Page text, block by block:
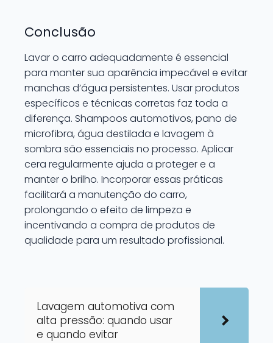
Conclusão
Lavar o carro adequadamente é essencial
para manter sua aparência impecável e evitar
manchas d’água persistentes. Usar produtos
específicos e técnicas corretas faz toda a
diferença. Shampoos automotivos, pano de
microfibra, água destilada e lavagem à
sombra são essenciais no processo. Aplicar
cera regularmente ajuda a proteger e a
manter o brilho. Incorporar essas práticas
facilitará a manutenção do carro,
prolongando o efeito de limpeza e
incentivando a compra de produtos de
qualidade para um resultado profissional.
Lavagem automotiva com
alta pressão: quando usar
e quando evitar